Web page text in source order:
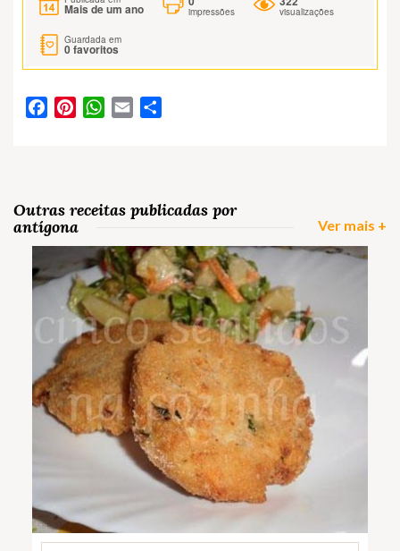
Mais de um ano impressões visualizações
Guardada em
0favoritos
FacebookPinterestWhatsApp
Email
Outras receitas publicadas por
antígona
Ver mais +